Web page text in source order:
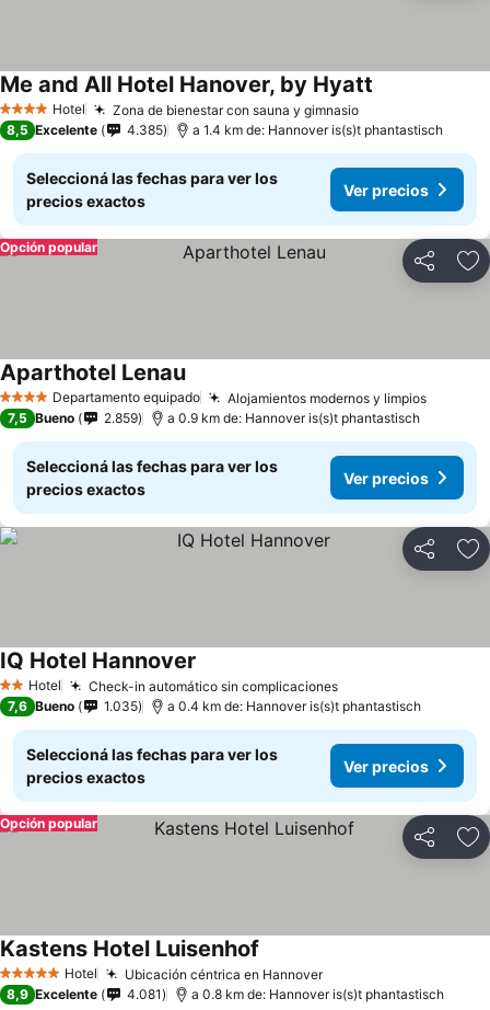
4 EstrellasHotel Zona de bienestar con sauna y gimnasioVer precios
Me and All Hotel Hanover, by Hyatt
8,5 Excelente 4.385 a 1.4 km de: Hannover is(s)t phantastisch
Seleccioná las fechas para ver los
precios exactos
Ver precios
Compartir
Opción popular
4 EstrellasDepartamento equipado Alojamientos modernos y limpiosVer
Aparthotel LenauVer precios
7,5 Bueno 2.859 a 0.9 km de: Hannover is(s)t phantastisch
Seleccioná las fechas para ver los
precios exactos
Ver precios
Compartir
2 Estrellas
Hotel Check-in automático sin complicacionesVer precios
IQ Hotel Hannover
7,6 Bueno 1.035 a 0.4 km de: Hannover is(s)t phantastisch
Seleccioná las fechas para ver los
precios exactos
Ver precios
Compartir
Opción popular
5 Estrellas Hotel Ubicación céntrica en HannoverVer precios
Kastens Hotel Luisenhof
8,9 Excelente 4.081 a 0.8 km de: Hannover is(s)t phantastisch